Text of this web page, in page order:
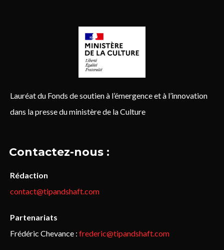
Lauréat du Fonds de soutien à l’émergence et à l’innovation
dans la presse du ministère de la Culture
Contactez-nous :
Rédaction
contact@tipandshaft.com
Partenariats
Frédéric Chevance : frederic@tipandshaft.com